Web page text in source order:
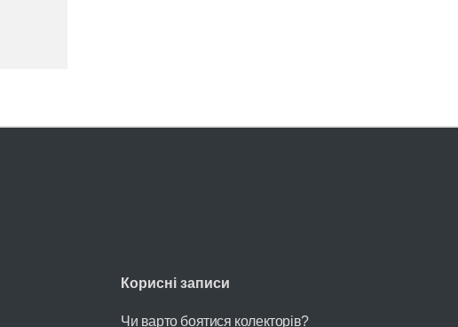
Корисні записи
Чи варто боятися колекторів?